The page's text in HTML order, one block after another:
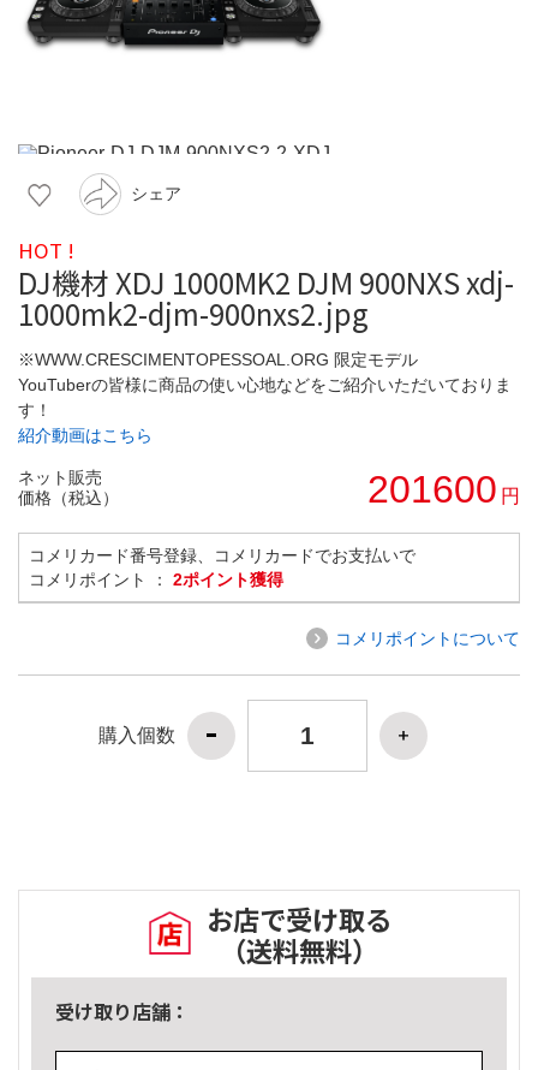
シェア
HOT !
DJ機材 XDJ 1000MK2 DJM 900NXS xdj-
1000mk2-djm-900nxs2.jpg
※WWW.CRESCIMENTOPESSOAL.ORG 限定モデル
YouTuberの皆様に商品の使い心地などをご紹介いただいておりま
す！
紹介動画はこちら
ネット販売
価格（税込）
201600 円
コメリカード番号登録、コメリカードでお支払いで
コメリポイント ： 2ポイント獲得
コメリポイントについて
購入個数
お店で受け取る
（送料無料）
受け取り店舗：